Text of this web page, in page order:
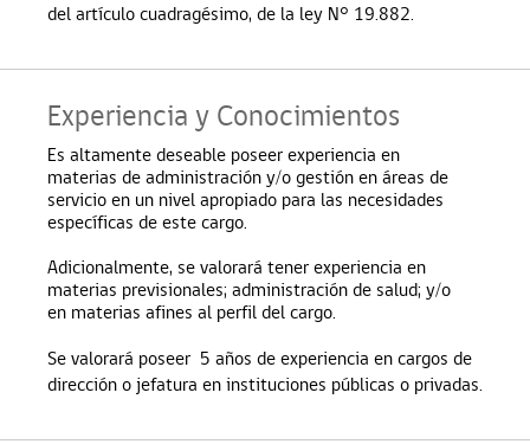
del artículo cuadragésimo, de la ley N° 19.882.
Experiencia y Conocimientos
Es altamente deseable poseer experiencia en
materias de administración y/o gestión en áreas de
servicio en un nivel apropiado para las necesidades
específicas de este cargo.
Adicionalmente, se valorará tener experiencia en
materias previsionales; administración de salud; y/o
en materias afines al perfil del cargo.
Se valorará poseer 5 años de experiencia en cargos de
dirección o jefatura en instituciones públicas o privadas.